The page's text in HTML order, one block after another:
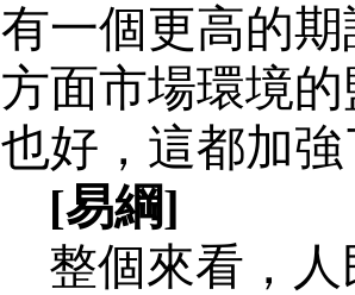
有一個更高的
方面市場環境
也好，這都加強
[易綱]
整個來看，